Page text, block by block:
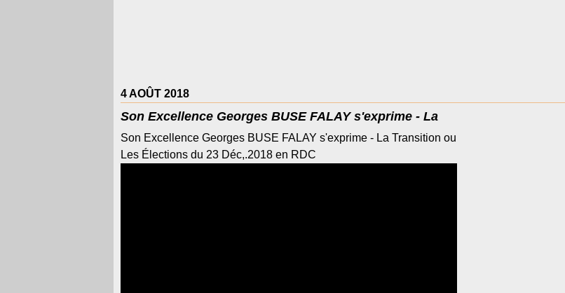
4 AOÛT 2018
Son Excellence Georges BUSE FALAY s'exprime - La
Son Excellence Georges BUSE FALAY s'exprime - La Transition ou
Les Élections du 23 Déc,.2018 en RDC